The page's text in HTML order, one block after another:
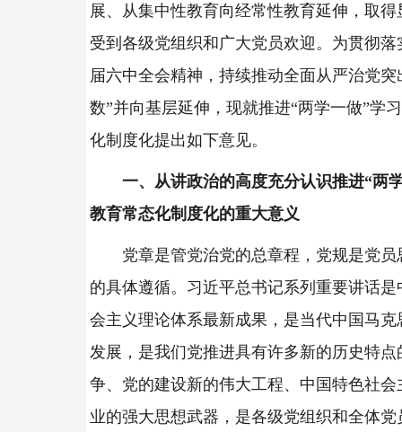
展、从集中性教育向经常性教育延伸，取得
受到各级党组织和广大党员欢迎。为贯彻落
届六中全会精神，持续推动全面从严治党突
数”并向基层延伸，现就推进“两学一做”学
化制度化提出如下意见。
一、从讲政治的高度充分认识推进“两
教育常态化制度化的重大意义
党章是管党治党的总章程，党规是党员
的具体遵循。习近平总书记系列重要讲话是
会主义理论体系最新成果，是当代中国马克
发展，是我们党推进具有许多新的历史特点
争、党的建设新的伟大工程、中国特色社会
业的强大思想武器，是各级党组织和全体党